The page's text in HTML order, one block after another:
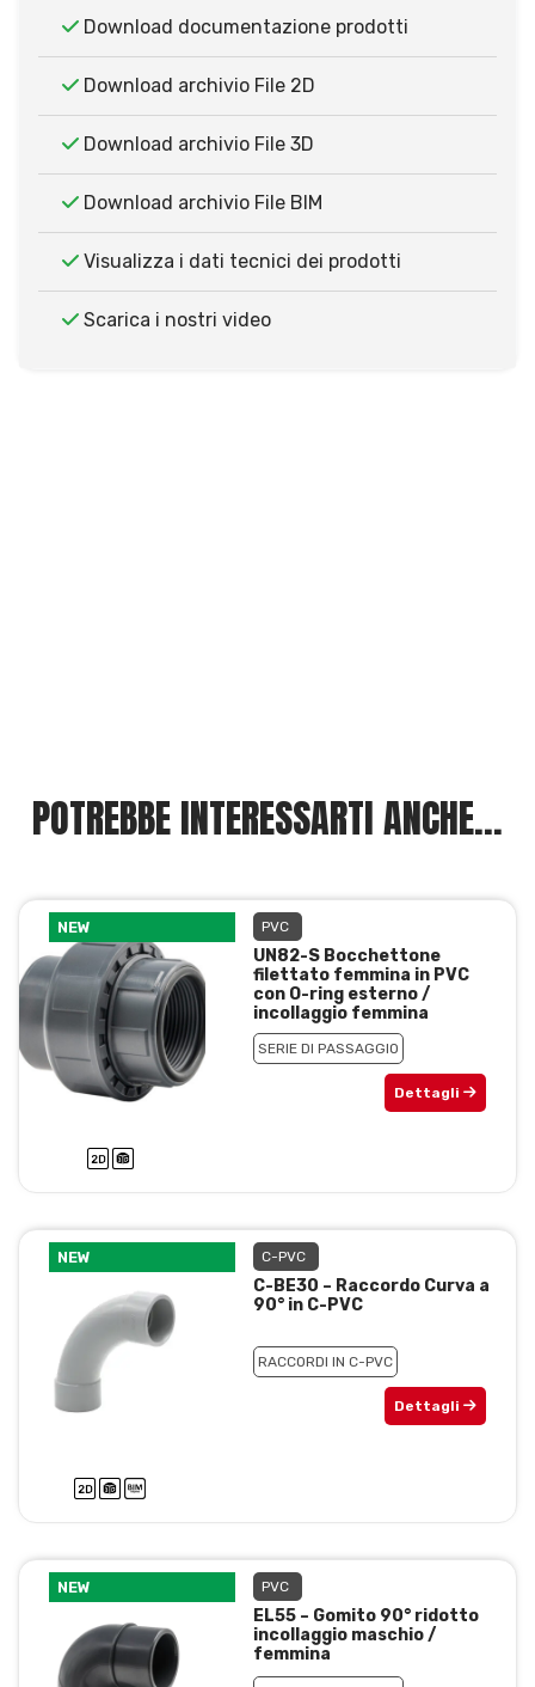
Download documentazione prodotti
Download archivio File 2D
Download archivio File 3D
Download archivio File BIM
Visualizza i dati tecnici dei prodotti
Scarica i nostri video
POTREBBE INTERESSARTI ANCHE...
NEW PVC
UN82-S Bocchettone
filettato femmina in PVC
con O-ring esterno /
incollaggio femmina
SERIE DI PASSAGGIO
Dettagli
NEW C-PVC
C-BE30 – Raccordo Curva a
90° in C-PVC
RACCORDI IN C-PVC
Dettagli
NEW PVC
EL55 – Gomito 90° ridotto
incollaggio maschio /
femmina